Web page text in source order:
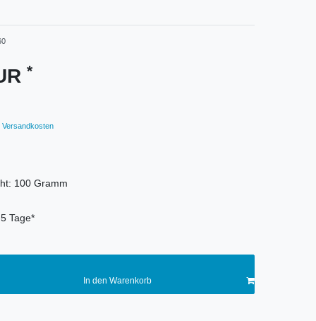
*
Versandkosten
100 Gramm
Tage*
In den Warenkorb